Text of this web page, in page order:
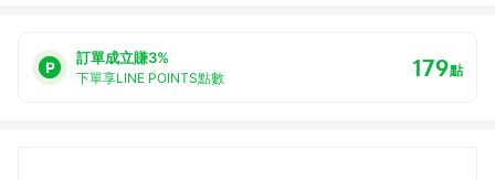
訂單成立賺3%
下單享LINE POINTS點數 179點